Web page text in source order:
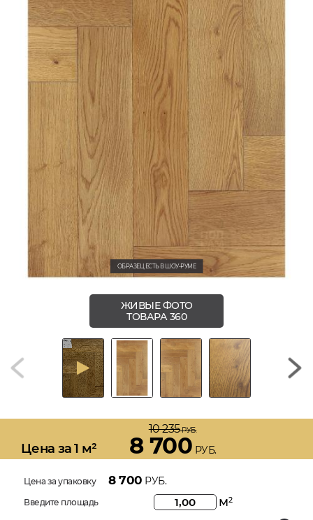
ОБРАЗЕЦ ЕСТЬ В ШОУ-РУМЕ
ЖИВЫЕ ФОТО
ТОВАРА 360
Цена за 1 м²
10 235РУБ.
8 700 РУБ.
Цена за упаковку 8 700 РУБ.
Введите площадь м2